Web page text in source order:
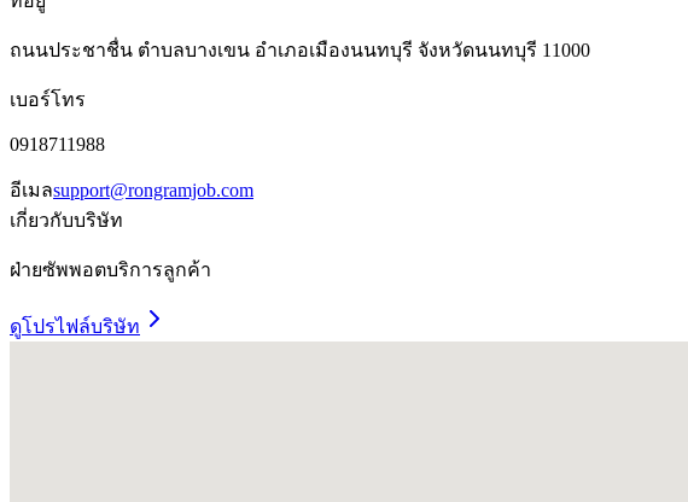
ถนนประชาชื่น ตำบลบางเขน อำเภอเมืองนนทบุรี จังหวัดนนทบุรี 11000
เบอร์โทร
0918711988
อีเมลsupport@rongramjob.com
เกี่ยวกับบริษัท
ฝ่ายซัพพอตบริการลูกค้า
ดูโปรไฟล์บริษัท